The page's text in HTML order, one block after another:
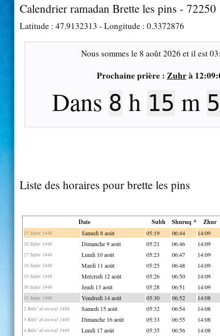
Calendrier ramadan Brette les pins - 72250
Latitude : 47.9132313 - Longitude : 0.3372876
Nous sommes le 8 août 2026 et il est
Prochaine prière : Zuhrà
Dans 8 h 15 m
Liste des horaires pour brette les pins
Date Subh Shuruq * Zhur
25 Safar 1448 Samedi 8 août 05:19 06:44 14:09
26 Safar 1448 Dimanche 9 août 05:21 06:46 14:09
27 Safar 1448 Lundi 10 août 05:23 06:47 14:09
28 Safar 1448 Mardi 11 août 05:25 06:48 14:09
29 Safar 1448 Mercredi 12 août 05:26 06:50 14:09
30 Safar 1448 Jeudi 13 août 05:28 06:51 14:09
31 Safar 1448 Vendredi 14 août 05:30 06:52 14:08
2 Rabi' al-awwal 1448 Samedi 15 août 05:32 06:54 14:08
3 Rabi' al-awwal 1448 Dimanche 16 août 05:33 06:55 14:08
4 Rabi' al-awwal 1448 Lundi 17 août 05:35 06:56 14:08